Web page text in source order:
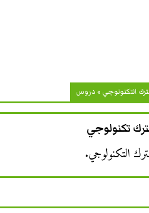
التكنولوجي » دروس
تكنولوجي
التكنولوجي.